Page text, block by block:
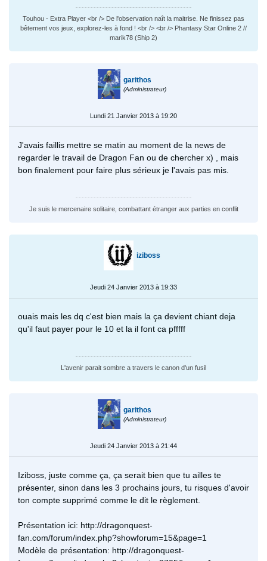
Touhou - Extra Player <br /> De l'observation naît la maitrise. Ne finissez pas
bêtement vos jeux, explorez-les à fond ! <br /> <br /> Phantasy Star Online 2 //
marik78 (Ship 2)
garithos
(Administrateur)
Lundi 21 Janvier 2013 à 19:20
J'avais faillis mettre se matin au moment de la news de
regarder le travail de Dragon Fan ou de chercher x) , mais
bon finalement pour faire plus sérieux je l'avais pas mis.
Je suis le mercenaire solitaire, combattant étranger aux parties en conflit
iziboss
Jeudi 24 Janvier 2013 à 19:33
ouais mais les dq c'est bien mais la ça devient chiant deja
qu'il faut payer pour le 10 et la il font ca pfffff
L'avenir parait sombre a travers le canon d'un fusil
garithos
(Administrateur)
Jeudi 24 Janvier 2013 à 21:44
Iziboss, juste comme ça, ça serait bien que tu ailles te
présenter, sinon dans les 3 prochains jours, tu risques d'avoir
ton compte supprimé comme le dit le règlement.
Présentation ici: http://dragonquest-
fan.com/forum/index.php?showforum=15&page=1
Modèle de présentation: http://dragonquest-